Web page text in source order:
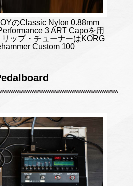
のClassic Nylon 0.88mm
3 ART Capoを用
ップ・チューナーはKORG
Custom 100